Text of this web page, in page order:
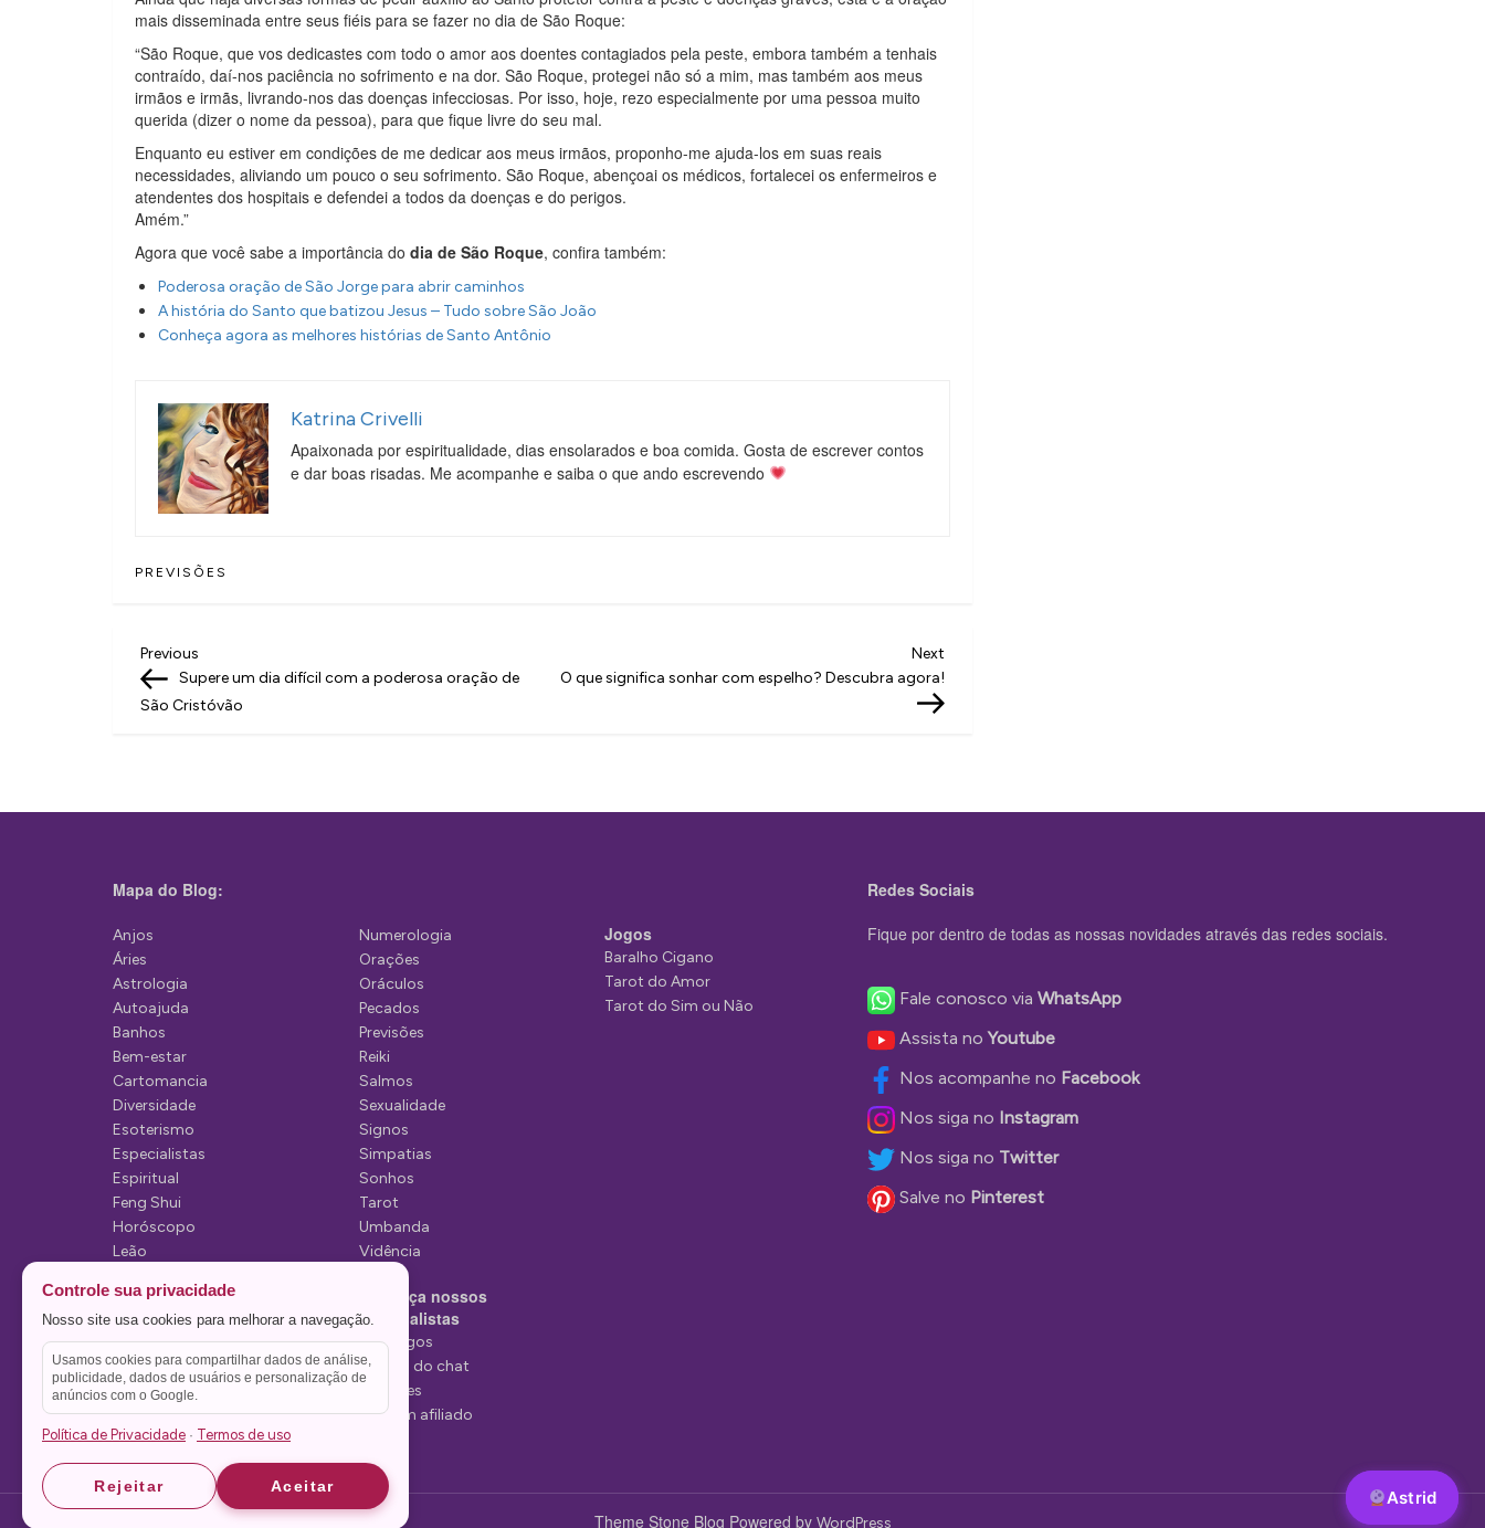
mais disseminada entre seus fiéis para se fazer no dia de São Roque:
“São Roque, que vos dedicastes com todo o amor aos doentes contagiados pela peste, embora também a tenhais
contraído, daí-nos paciência no sofrimento e na dor. São Roque, protegei não só a mim, mas também aos meus
irmãos e irmãs, livrando-nos das doenças infecciosas. Por isso, hoje, rezo especialmente por uma pessoa muito
querida (dizer o nome da pessoa), para que fique livre do seu mal.
Enquanto eu estiver em condições de me dedicar aos meus irmãos, proponho-me ajuda-los em suas reais
necessidades, aliviando um pouco o seu sofrimento. São Roque, abençoai os médicos, fortalecei os enfermeiros e
atendentes dos hospitais e defendei a todos da doenças e do perigos.
Amém.”
Agora que você sabe a importância do dia de São Roque, confira também:
Poderosa oração de São Jorge para abrir caminhos
A história do Santo que batizou Jesus – Tudo sobre São João
Conheça agora as melhores histórias de Santo Antônio
Katrina Crivelli
Apaixonada por espiritualidade, dias ensolarados e boa comida. Gosta de escrever contos
e dar boas risadas. Me acompanhe e saiba o que ando escrevendo
PREVISÕES
N
a
g
ç
o
d
e
P
o
s
t
Previous
Post
Previous
Supere um dia difícil com a poderosa oração de
São Cristóvão
Next
O que significa sonhar com espelho? Descubra agora!
Mapa do Blog:
Anjos
Áries
Astrologia
Autoajuda
Banhos
Bem-estar
Cartomancia
Diversidade
Esoterismo
Especialistas
Espiritual
Feng Shui
Horóscopo
Leão
Mediunidade
Mensagens
Numerologia
Orações
Oráculos
Pecados
Previsões
Reiki
Salmos
Sexualidade
Signos
Simpatias
Sonhos
Tarot
Umbanda
Vidência
Conheça nossos
Especialistas
Tarólogos
Estelas do chat
Videntes
Seja um afiliado
Jogos
Baralho Cigano
Tarot do Amor
Tarot do Sim ou Não
Redes Sociais
Fique por dentro de todas as nossas novidades através das redes sociais.
Fale conosco via WhatsApp
Assista noYoutube
Nos acompanhe no Facebook
Nos siga no Instagram
Nos siga no Twitter
Salve no Pinterest
Theme Stone Blog Powered by WordPress
Astrid
Astrid
Controle sua privacidade
Nosso site usa cookies para melhorar a navegação.
Usamos cookies para compartilhar dados de análise,
publicidade, dados de usuários e personalização de
anúncios com o Google.
Política de Privacidade · Termos de uso
Rejeitar Aceitar